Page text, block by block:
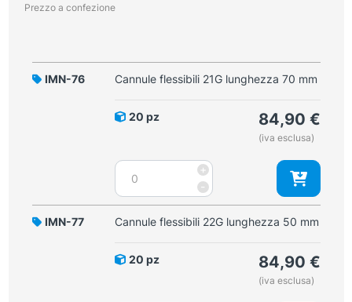
Prezzo a confezione
IMN-76 Cannule​ flessibili 21G lunghezza 70 mm
20 pz 84,90 €
(iva esclusa)
-
Cannule​
flessibili
21G
lunghezza
quantità
+
IMN-77 Cannule​ flessibili 22G lunghezza 50 mm
20 pz 84,90 €
(iva esclusa)